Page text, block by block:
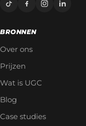
BRONNEN
Over ons
Prijzen
Wat is UGC
Blog
Case studies